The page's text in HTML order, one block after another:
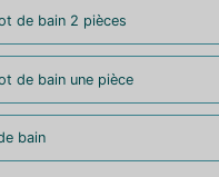
de bain 2 pièces
de bain une pièce
bain